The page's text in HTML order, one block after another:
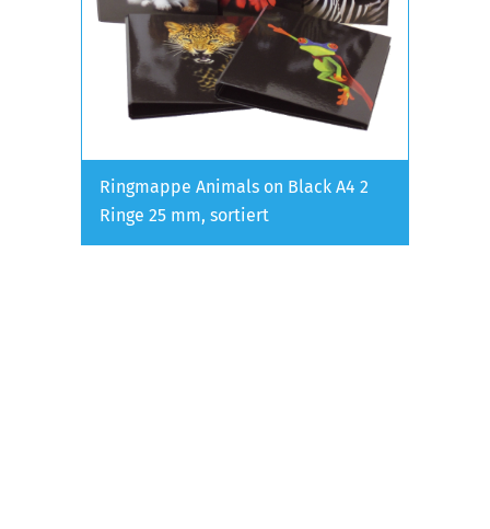
Ringmappe Animals on Black A4 2
Ringe 25 mm, sortiert